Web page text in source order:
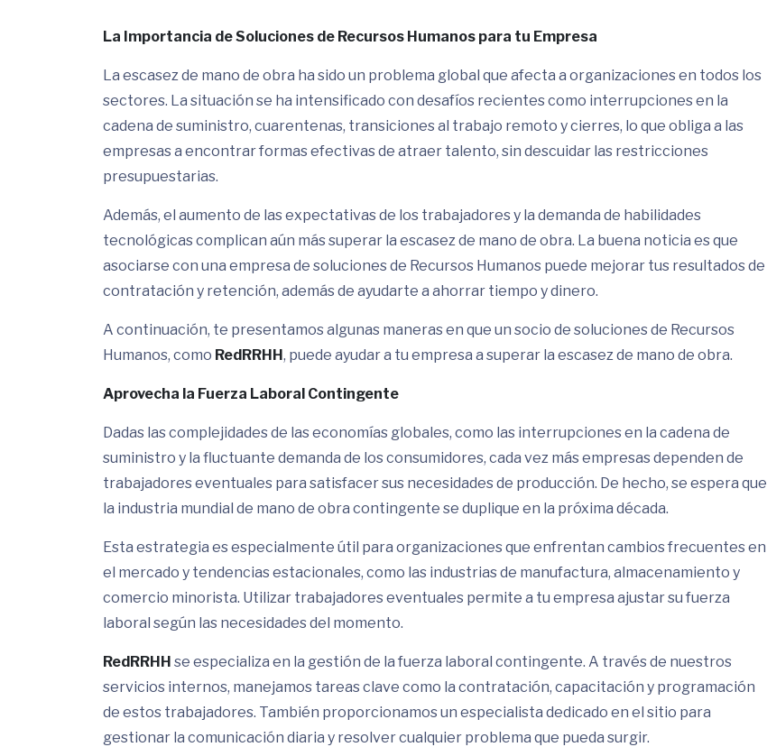
La Importancia de Soluciones de Recursos Humanos para tu Empresa
La escasez de mano de obra ha sido un problema global que afecta a organizaciones en todos los
sectores. La situación se ha intensificado con desafíos recientes como interrupciones en la
cadena de suministro, cuarentenas, transiciones al trabajo remoto y cierres, lo que obliga a las
empresas a encontrar formas efectivas de atraer talento, sin descuidar las restricciones
presupuestarias.
Además, el aumento de las expectativas de los trabajadores y la demanda de habilidades
tecnológicas complican aún más superar la escasez de mano de obra. La buena noticia es que
asociarse con una empresa de soluciones de Recursos Humanos puede mejorar tus resultados de
contratación y retención, además de ayudarte a ahorrar tiempo y dinero.
A continuación, te presentamos algunas maneras en que un socio de soluciones de Recursos
Humanos, como RedRRHH, puede ayudar a tu empresa a superar la escasez de mano de obra.
Aprovecha la Fuerza Laboral Contingente
Dadas las complejidades de las economías globales, como las interrupciones en la cadena de
suministro y la fluctuante demanda de los consumidores, cada vez más empresas dependen de
trabajadores eventuales para satisfacer sus necesidades de producción. De hecho, se espera que
la industria mundial de mano de obra contingente se duplique en la próxima década.
Esta estrategia es especialmente útil para organizaciones que enfrentan cambios frecuentes en
el mercado y tendencias estacionales, como las industrias de manufactura, almacenamiento y
comercio minorista. Utilizar trabajadores eventuales permite a tu empresa ajustar su fuerza
laboral según las necesidades del momento.
RedRRHH se especializa en la gestión de la fuerza laboral contingente. A través de nuestros
servicios internos, manejamos tareas clave como la contratación, capacitación y programación
de estos trabajadores. También proporcionamos un especialista dedicado en el sitio para
gestionar la comunicación diaria y resolver cualquier problema que pueda surgir.